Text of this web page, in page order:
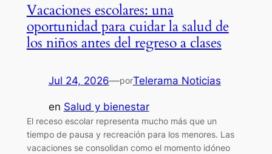
Vacaciones escolares: una
oportunidad para cuidar la salud de
los niños antes del regreso a clases
Jul 24, 2026—porTelerama Noticias
en Salud y bienestar
El receso escolar representa mucho más que un
tiempo de pausa y recreación para los menores. Las
vacaciones se consolidan como el momento idóneo